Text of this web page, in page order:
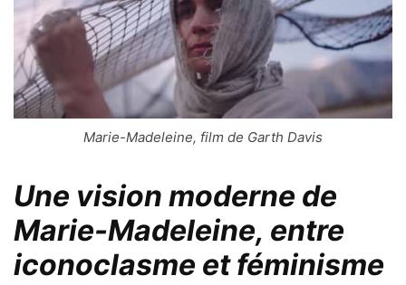
Marie-Madeleine, film de Garth Davis
Une vision moderne de
Marie-Madeleine, entre
iconoclasme et féminisme